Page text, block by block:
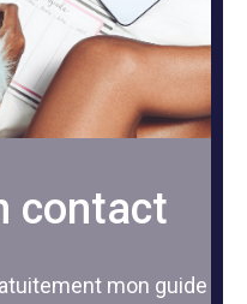
contact
mon guide